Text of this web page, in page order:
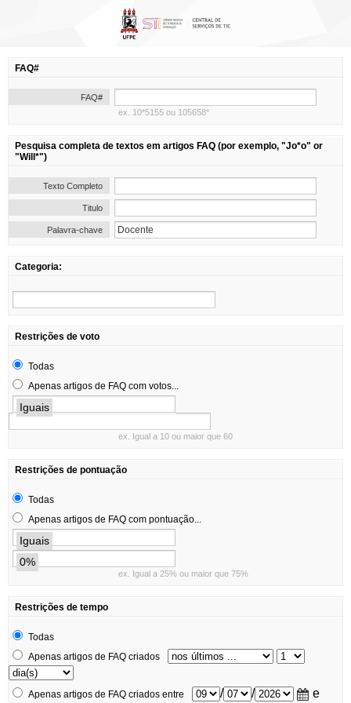
FAQ#
FAQ#
ex. 10*5155 ou 105658*
Pesquisa completa de textos em artigos FAQ (por exemplo, "Jo*o" or
"Will*")
Texto Completo
Titulo
Palavra-chave
Categoria:
Restrições de voto
Todas
Apenas artigos de FAQ com votos...
Iguais
ex. Igual a 10 ou maior que 60
Restrições de pontuação
Todas
Apenas artigos de FAQ com pontuação...
Iguais
0%
ex. Igual a 25% ou maior que 75%
Restrições de tempo
Todas
Apenas artigos de FAQ criados
Apenas artigos de FAQ criados entre / / e